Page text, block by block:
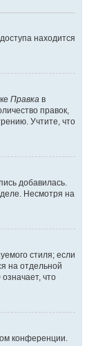
находится
Правка в
правок,
Учтите, что
добавилась.
Несмотря на
стиля; если
на отдельной
что
конференции.